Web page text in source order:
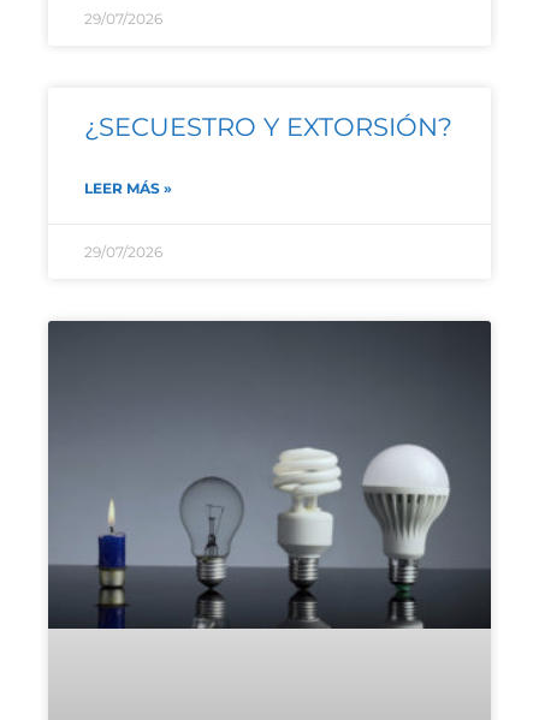
29/07/2026
¿SECUESTRO Y EXTORSIÓN?
LEER MÁS »
29/07/2026